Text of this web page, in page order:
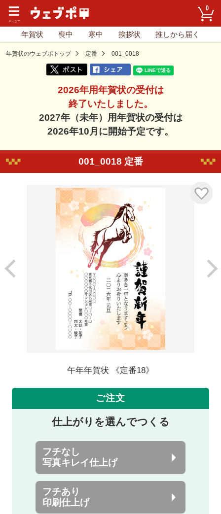
0
年賀状 喪中 寒中 挨拶状 推しから届く
年賀状のウェブポトップ 定番 001_0018
2026年用年賀状の受付は
終了いたしました。
2027年（未年）用年賀状の受付は
2026年10月に開始予定です。
001_0018 定番
午年年賀状 《定番18》
ご注文
仕上がりを選んでつくる
フチなし
写真キレイ仕上げ
フチあり
印刷仕上げ